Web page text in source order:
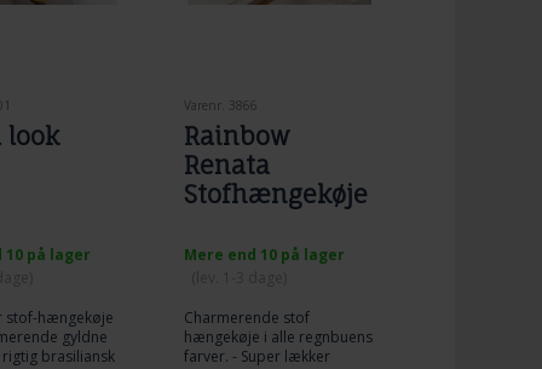
look
10 på lager
stof-hængekøje
gyldne
brasiliansk
Varenr. 3866
Rainbow
Renata
Stofhængekøje
Mere end 10 på lager
Charmerende stof
hængekøje i alle regnbuens
farver. - Super lækker